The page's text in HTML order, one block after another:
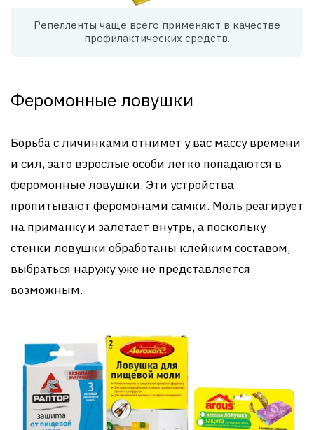
Репелленты чаще всего применяют в качестве
профилактических средств.
Феромонные ловушки
Борьба с личинками отнимет у вас массу времени
и сил, зато взрослые особи легко попадаются в
феромонные ловушки. Эти устройства
пропитывают феромонами самки. Моль реагирует
на приманку и залетает внутрь, а поскольку
стенки ловушки обработаны клейким составом,
выбраться наружу уже не представляется
возможным.